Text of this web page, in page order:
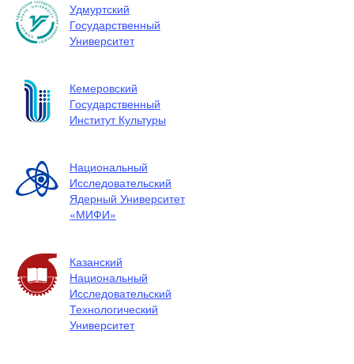
Удмуртский
Государственный
Университет
Кемеровский
Государственный
Институт Культуры
Национальный
Исследовательский
Ядерный Университет
«МИФИ»
Казанский
Национальный
Исследовательский
Технологический
Университет